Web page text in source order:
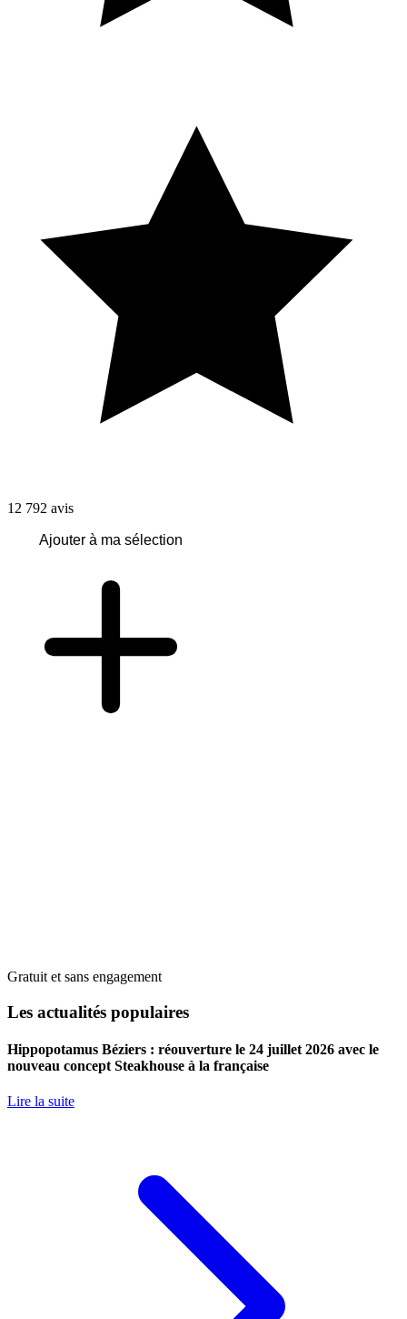
12 792 avis
Ajouter à ma sélection
Gratuit et sans engagement
Les actualités populaires
Hippopotamus Béziers : réouverture le 24 juillet 2026 avec le
nouveau concept Steakhouse à la française
Lire la suite